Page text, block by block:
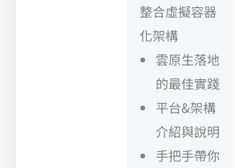
整合虛擬容器
化架構
雲原生落地
的最佳實踐
平台&架構
介紹與說明
手把手帶你